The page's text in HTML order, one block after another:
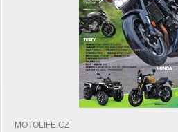
MOTOLIFE.CZ